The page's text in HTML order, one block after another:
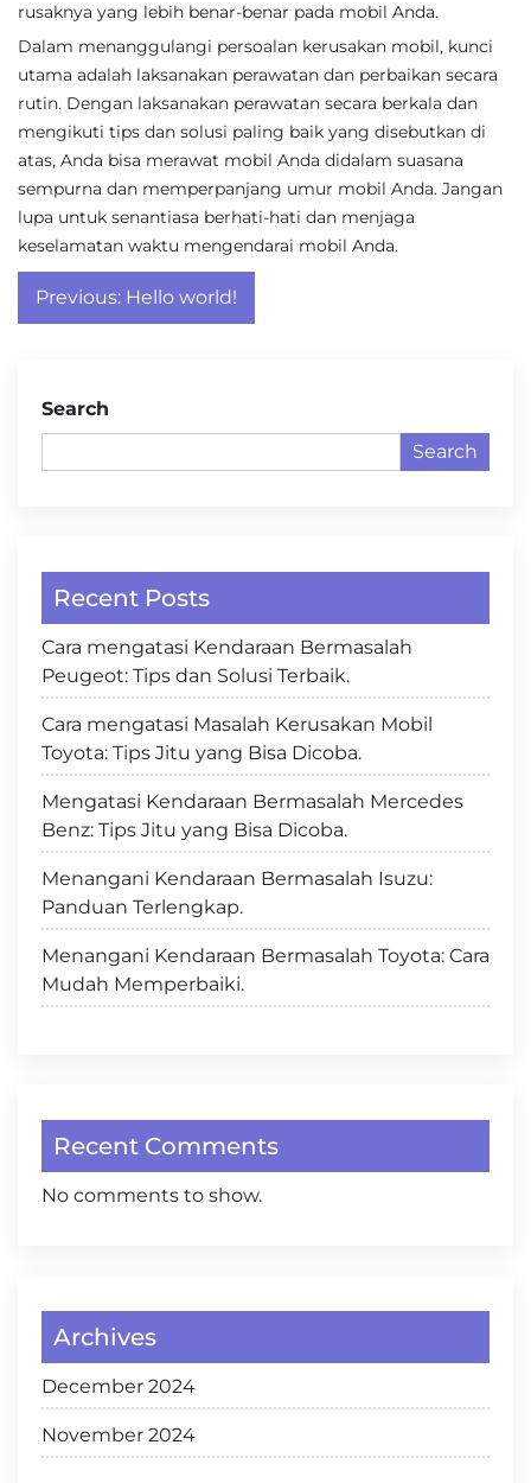
rusaknya yang lebih benar-benar pada mobil Anda.
Dalam menanggulangi persoalan kerusakan mobil, kunci
utama adalah laksanakan perawatan dan perbaikan secara
rutin. Dengan laksanakan perawatan secara berkala dan
mengikuti tips dan solusi paling baik yang disebutkan di
atas, Anda bisa merawat mobil Anda didalam suasana
sempurna dan memperpanjang umur mobil Anda. Jangan
lupa untuk senantiasa berhati-hati dan menjaga
keselamatan waktu mengendarai mobil Anda.
Post
navigation
Previous: Hello world!
Search
Search
Recent Posts
Cara mengatasi Kendaraan Bermasalah
Peugeot: Tips dan Solusi Terbaik.
Cara mengatasi Masalah Kerusakan Mobil
Toyota: Tips Jitu yang Bisa Dicoba.
Mengatasi Kendaraan Bermasalah Mercedes
Benz: Tips Jitu yang Bisa Dicoba.
Menangani Kendaraan Bermasalah Isuzu:
Panduan Terlengkap.
Menangani Kendaraan Bermasalah Toyota: Cara
Mudah Memperbaiki.
Recent Comments
No comments to show.
Archives
December 2024
November 2024